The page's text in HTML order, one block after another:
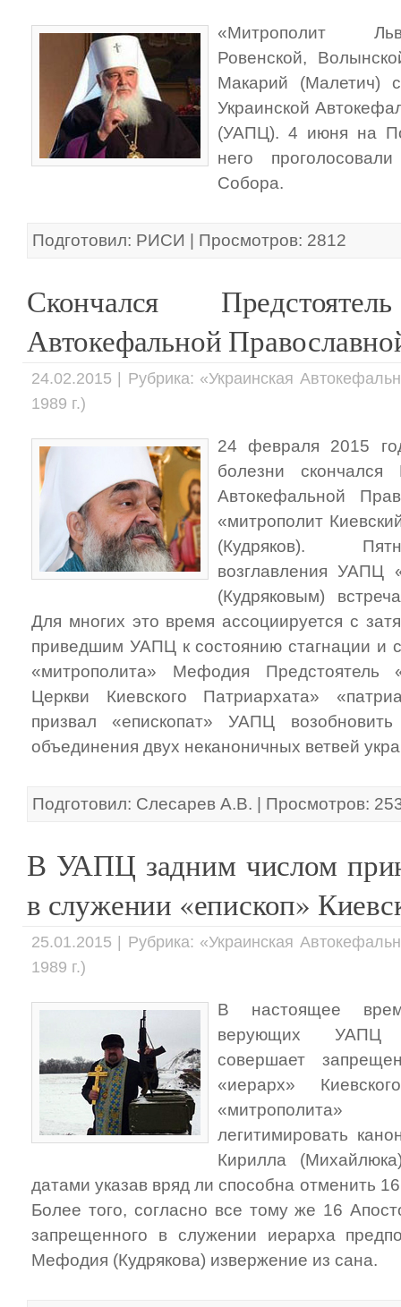
«Митрополит
Ровенской,
Макарий (Малетич)
Украинской
(УАПЦ). 4 июня на
него
Собора.
Подготовил: РИСИ | Просмотров: 2812
Скончался
Автокефальной
24.02.2015 | Рубрика: «Украинская
1989 г.)
24 февраля 2015
болезни скончался
Автокефальной
«митрополит
(Кудряков).
возглавления УАПЦ
(Кудряковым)
Для многих это время ассоциируется с
приведшим УАПЦ к состоянию стагнации и
«митрополита» Мефодия Предстоятель
Церкви Киевского Патриархата»
призвал «епископат» УАПЦ возобновить
объединения двух неканоничных ветвей
Подготовил: Слесарев А.В. | Просмотров:
В УАПЦ задним числом
в служении «епископ»
25.01.2015 | Рубрика: «Украинская
1989 г.)
В настоящее
верующих УАПЦ
совершает
«иерарх»
«митрополита»
легитимировать
Кирилла
датами указав вряд ли способна отменить
Более того, согласно все тому же 16
запрещенного в служении иерарха
Мефодия (Кудрякова) извержение из сана.